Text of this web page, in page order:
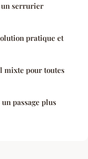
un serrurier
pratique et
mixte pour toutes
passage plus